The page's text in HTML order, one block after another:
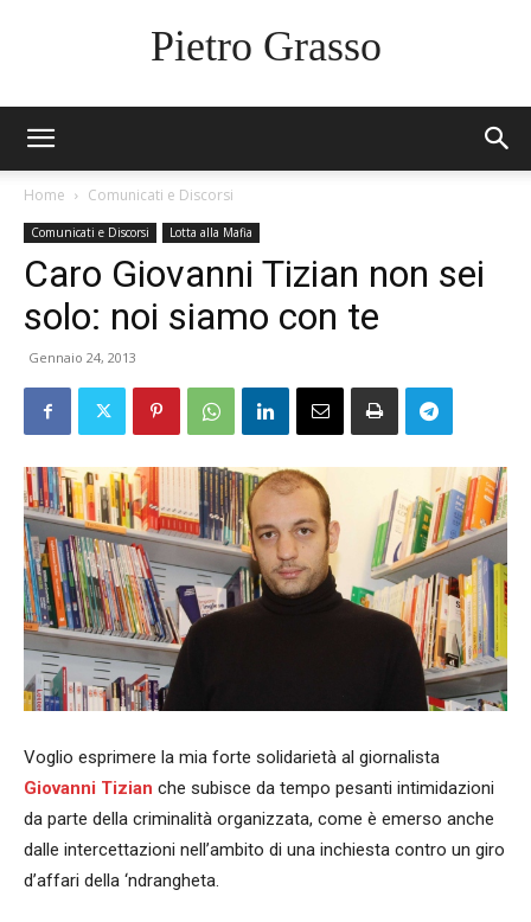
Pietro Grasso
Home Comunicati e Discorsi
Comunicati e Discorsi Lotta alla Mafia
Caro Giovanni Tizian non sei
solo: noi siamo con te
Gennaio 24, 2013
Voglio esprimere la mia forte solidarietà al giornalista
Giovanni Tizian che subisce da tempo pesanti intimidazioni
da parte della criminalità organizzata, come è emerso anche
dalle intercettazioni nell’ambito di una inchiesta contro un giro
d’affari della ‘ndrangheta.